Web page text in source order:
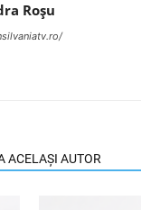
Roșu
ACELAȘI AUTOR